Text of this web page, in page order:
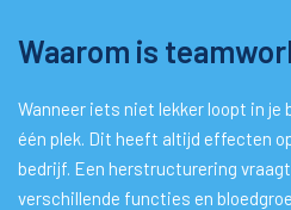
Waarom is
Wanneer iets niet lekker loopt in je
één plek. Dit heeft altijd effecten
bedrijf. Een herstructurering
verschillende functies en